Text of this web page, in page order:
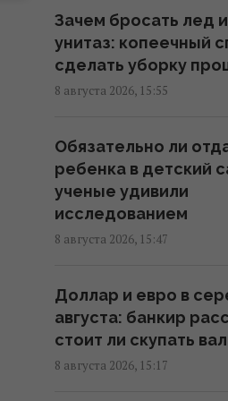
Избрание судей
случилось с
Украины
15:04 суббота, 08 августа 2026
Евросоюз ускорил
собственным
14:54 суббота, 08 августа 2026
понедельник: что
14:51 суббота, 08 августа 2026
Зачем бросать лед
унитаз: копеечный
сделать уборку
8 августа 2026, 15:55
Обязательно ли
ребенка в детский
ученые удивили
исследованием
8 августа 2026, 15:47
Доллар и евро в
августа: банкир
стоит ли скупать
8 августа 2026, 15:17